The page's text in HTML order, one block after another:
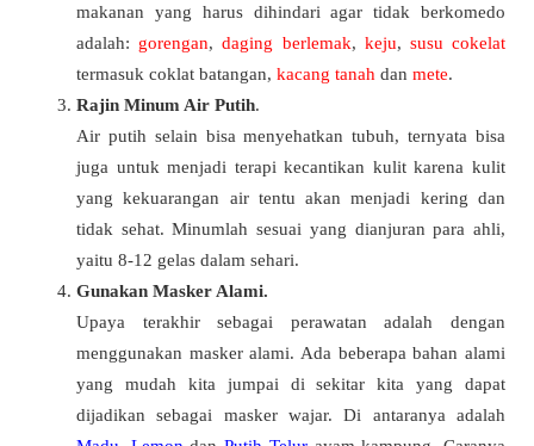
makanan yang harus dihindari agar tidak berkomedo
adalah: gorengan,daging berlemak, keju, susu cokelat
termasuk coklat batangan, kacang tanah dan mete.
Rajin Minum Air Putih.
Air putih selain bisa menyehatkan tubuh, ternyata bisa
juga untuk menjadi terapi kecantikan kulit karena kulit
yang kekuarangan air tentu akan menjadi kering dan
tidak sehat. Minumlah sesuai yang dianjuran para ahli,
yaitu 8-12 gelas dalam sehari.
Gunakan Masker Alami.
Upaya terakhir sebagai perawatan adalah dengan
menggunakan masker alami. Ada beberapa bahan alami
yang mudah kita jumpai di sekitar kita yang dapat
dijadikan sebagai masker wajar. Di antaranya adalah